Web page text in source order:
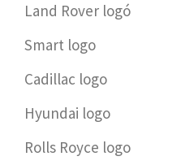
Land Rover logó
Smart logo
Cadillac logo
Hyundai logo
Rolls Royce logo